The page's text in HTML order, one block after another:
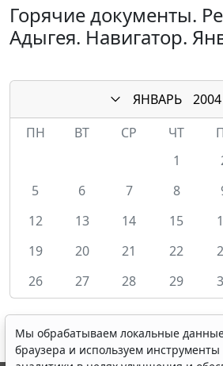
Горячие документы.
Адыгея. Навигатор.
ЯНВАРЬ
2004
ПН
ВТ СР ЧТ
1
5
6 7 8
12
13 14 15
19
20 21 22
26
27 28 29
Мы обрабатываем локальные
браузера и используем инструменты